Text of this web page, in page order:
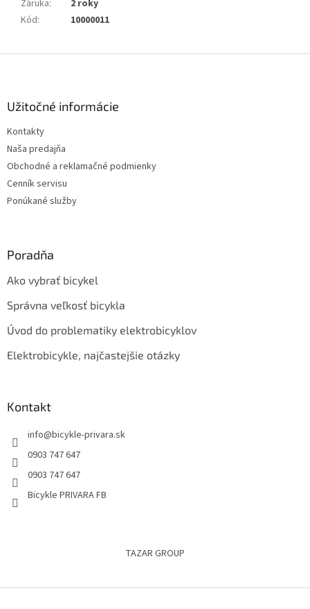
Záruka:
2 roky
Kód: 10000011
Užitočné informácie
Kontakty
Naša predajňa
Obchodné a reklamačné podmienky
Cenník servisu
Ponúkané služby
Poradňa
Ako vybrať bicykel
Správna veľkosť bicykla
Úvod do problematiky elektrobicyklov
Elektrobicykle, najčastejšie otázky
Kontakt
info@bicykle-privara.sk
0903 747 647
0903 747 647
Bicykle PRIVARA FB
TAZAR GROUP